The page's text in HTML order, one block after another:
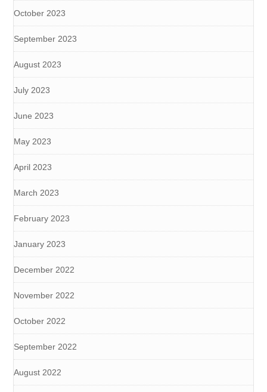
October 2023
September 2023
August 2023
July 2023
June 2023
May 2023
April 2023
March 2023
February 2023
January 2023
December 2022
November 2022
October 2022
September 2022
August 2022